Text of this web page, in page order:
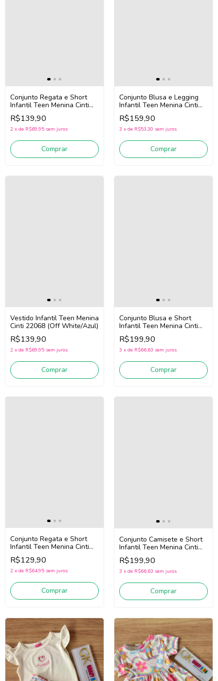
Conjunto Regata e Short
Infantil Teen Menina Cinti
22210 (Off White/Rosa)
R$139,90
2 x de R$69,95 sem juros
Comprar
Conjunto Blusa e Legging
Infantil Teen Menina Cinti
22129 (Off White/Azul)
R$159,90
3 x de R$53,30 sem juros
Comprar
Vestido Infantil Teen Menina
Cinti 22068 (Off White/Azul)
R$139,90
2 x de R$69,95 sem juros
Comprar
Conjunto Blusa e Short
Infantil Teen Menina Cinti
22202 (Off
White/Vermelho)
R$199,90
3 x de R$66,63 sem juros
Comprar
Conjunto Regata e Short
Infantil Teen Menina Cinti
22087 (Off White/Rosa)
R$129,90
2 x de R$64,95 sem juros
Comprar
Conjunto Camisete e Short
Infantil Teen Menina Cinti
22196 (Off White/Rosa)
R$199,90
3 x de R$66,63 sem juros
Comprar